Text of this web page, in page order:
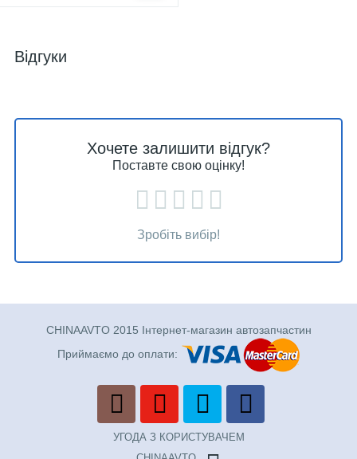
Відгуки
Хочете залишити відгук?
Поставте свою оцінку!
Зробіть вибір!
CHINAAVTO 2015 Інтернет-магазин автозапчастин
Приймаємо до оплати:
УГОДА З КОРИСТУВАЧЕМ